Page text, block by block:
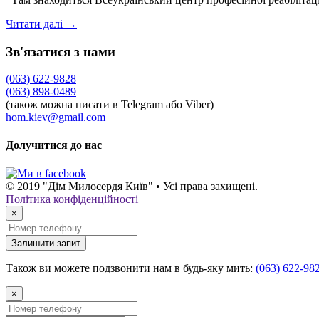
Читати далі →
Зв'язатися з нами
(063) 622-9828
(063) 898-0489
(також можна писати в Telegram або Viber)
hom.kiev@gmail.com
Долучитися до нас
© 2019 "Дім Милосердя Київ" • Усі права захищені.
Політика конфіденційності
×
Залишити запит
Також ви можете подзвонити нам в будь-яку мить: (063) 622-
×